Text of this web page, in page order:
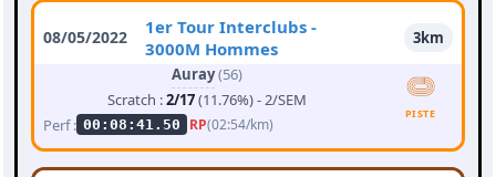
08/05/2022
1er Tour Interclubs -
3000M Hommes
3km
Auray(56)
Scratch :2/17(11.76%) - 2/SEM
Perf : 00:08:41.50 RP(02:54/km)
PISTE